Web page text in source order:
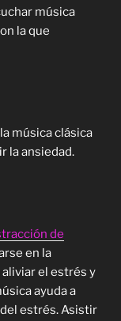
música
la que
música clásica
la ansiedad.
de
en la
aliviar el estrés y
ayuda a
estrés. Asistir